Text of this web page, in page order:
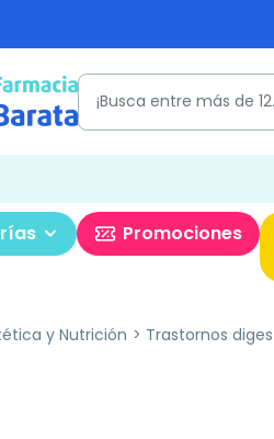
Promociones
y Nutrición Trastornos